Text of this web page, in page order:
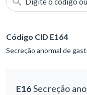
Código CID E164
Secreção anormal de
E16Secreção